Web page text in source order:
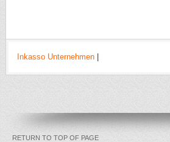
Inkasso Unternehmen
RETURN TO TOP OF PAGE